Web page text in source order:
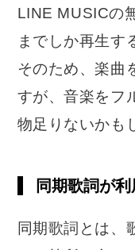
LINE MUSICの
までしか再生す
そのため、楽曲
すが、音楽をフ
物足りないかも
同期歌詞が
同期歌詞とは、